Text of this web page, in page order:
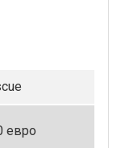
евро